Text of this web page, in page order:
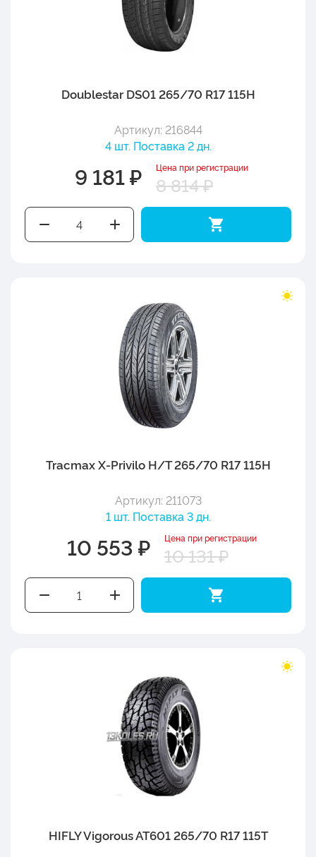
Doublestar DS01 265/70 R17 115H
Артикул: 216844
4 шт. Поставка 2 дн.
9 181 ₽ Цена при регистрации
8 814 ₽
Tracmax X-Privilo H/T 265/70 R17 115H
Артикул: 211073
1 шт. Поставка 3 дн.
10 553 ₽ Цена при регистрации
10 131 ₽
HIFLY Vigorous AT601 265/70 R17 115T